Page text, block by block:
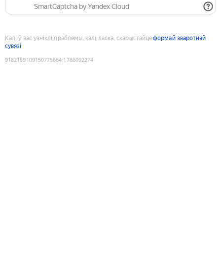
SmartCaptcha by Yandex Cloud
Калі ў вас узніклі праблемы, калі ласка, скарыстайцеформай зваротнай
сувязі
9182159109150775664:1786092274